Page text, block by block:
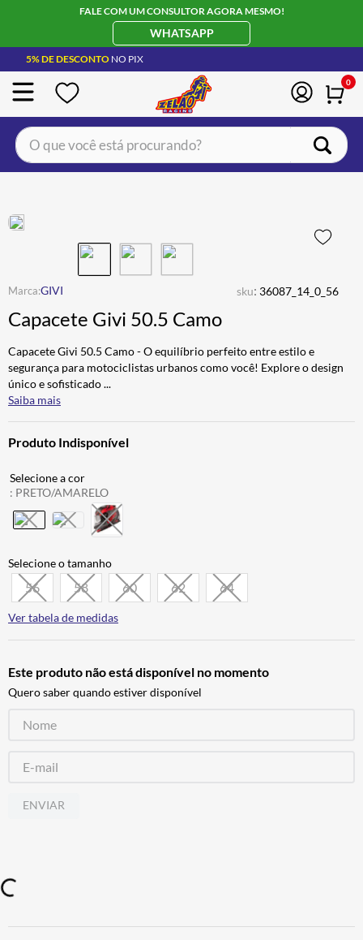
FALE COM UM CONSULTOR AGORA MESMO!
WHATSAPP
5% DE DESCONTO NO PIX
0
O que você está procurando?
GIVI sku: 36087_14_0_56
Capacete Givi 50.5 Camo
Capacete Givi 50.5 Camo - O equilíbrio perfeito entre estilo e
segurança para motociclistas urbanos como você! Explore o design
único e sofisticado...
Saiba mais
Produto Indisponível
: PRETO/AMARELO
56 58 60 62 64
Ver tabela de medidas
Este produto não está disponível no momento
Quero saber quando estiver disponível
ENVIAR
JAQUETA
4º ÓCULOS SOLAR
5º LUVA
6º BAU
7º ALPINESTAR
8º AIROH